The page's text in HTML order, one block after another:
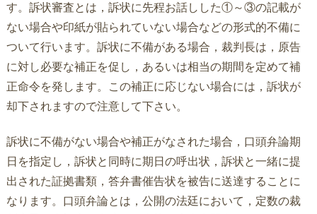
す。訴状審査とは，訴状に先程お話しした①～③の記載が
ない場合や印紙が貼られていない場合などの形式的不備に
ついて行います。訴状に不備がある場合，裁判長は，原告
に対し必要な補正を促し，あるいは相当の期間を定めて補
正命令を発します。この補正に応じない場合には，訴状が
却下されますので注意して下さい。
訴状に不備がない場合や補正がなされた場合，口頭弁論期
日を指定し，訴状と同時に期日の呼出状，訴状と一緒に提
出された証拠書類，答弁書催告状を被告に送達することに
なります。口頭弁論とは，公開の法廷において，定数の裁